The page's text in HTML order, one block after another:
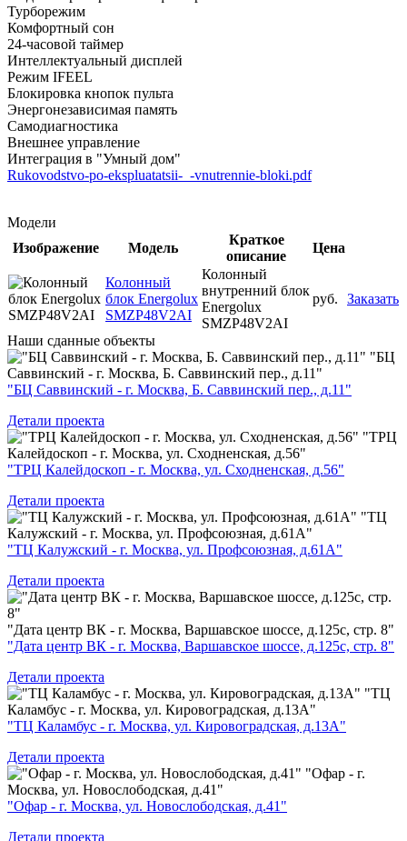
Турборежим
Комфортный сон
24-часовой таймер
Интеллектуальный дисплей
Режим IFEEL
Блокировка кнопок пульта
Энергонезависимая память
Самодиагностика
Внешнее управление
Интеграция в "Умный дом"
Rukovodstvo-po-ekspluatatsii-_-vnutrennie-bloki.pdf
Модели
Изображение
Модель
Краткое
описание
Цена
Колонный
блок Energolux
SMZP48V2AI
Колонный
внутренний блок
Energolux
SMZP48V2AI
руб. Заказать
Наши сданные объекты
"БЦ
Саввинский - г. Москва, Б. Саввинский пер., д.11"
"БЦ Саввинский - г. Москва, Б. Саввинский пер., д.11"
Детали проекта
"ТРЦ
Калейдоскоп - г. Москва, ул. Сходненская, д.56"
"ТРЦ Калейдоскоп - г. Москва, ул. Сходненская, д.56"
Детали проекта
"ТЦ
Калужский - г. Москва, ул. Профсоюзная, д.61А"
"ТЦ Калужский - г. Москва, ул. Профсоюзная, д.61А"
Детали проекта
"Дата центр ВК - г. Москва, Варшавское шоссе, д.125с, стр. 8"
"Дата центр ВК - г. Москва, Варшавское шоссе, д.125с, стр. 8"
Детали проекта
"ТЦ
Каламбус - г. Москва, ул. Кировоградская, д.13А"
"ТЦ Каламбус - г. Москва, ул. Кировоградская, д.13А"
Детали проекта
"Офар - г.
Москва, ул. Новослободская, д.41"
"Офар - г. Москва, ул. Новослободская, д.41"
Детали проекта